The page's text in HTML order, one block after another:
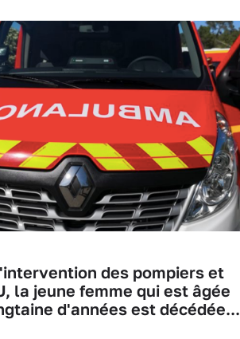
des pompiers et
la jeune femme qui est âgée
d'années est décédée...